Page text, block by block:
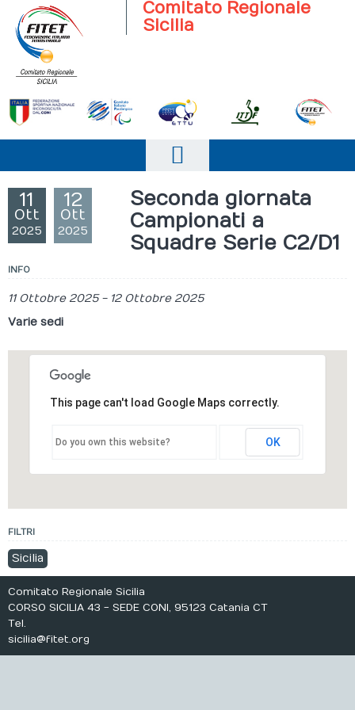
Comitato Regionale
Sicilia
Il comitato
Società Sportive
Eventi
11
Ott
2025
12
Ott
2025
Seconda giornata
Campionati a
Squadre Serie C2/D1
INFO
11 Ottobre 2025- 12 Ottobre 2025
Varie sedi
This page can't load Google Maps correctly.
Do you own this website? OK
FILTRI
Sicilia
Comitato Regionale Sicilia
CORSO SICILIA 43 - SEDE CONI, 95123 Catania CT
Tel.
sicilia@fitet.org